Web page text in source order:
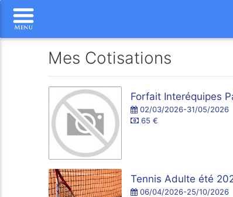
Mes Cotisations
Forfait Interéquipes
02/03/2026-31/05/2026
65 €
Tennis Adulte été
06/04/2026-25/10/2026